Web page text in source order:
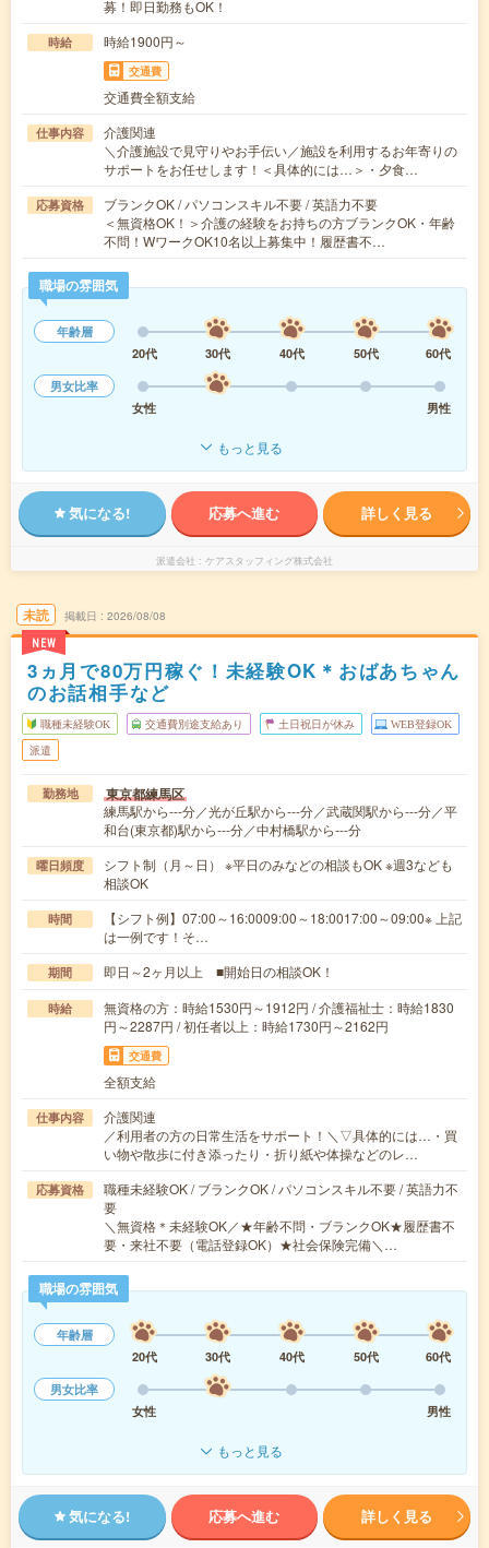
募！即日勤務もOK！
時給 時給1900円～
交通費
交通費全額支給
仕事内容
介護関連
＼介護施設で見守りやお手伝い／施設を利用するお年寄りの
サポートをお任せします！＜具体的には…＞・夕食…
応募資格
ブランクOK / パソコンスキル不要 / 英語力不要
＜無資格OK！＞介護の経験をお持ちの方ブランクOK・年齢
不問！WワークOK10名以上募集中！履歴書不…
職場の雰囲気
年齢層
20代
30代 40代 50代
60代
男女比率
女性
男性
もっと見る
気になる! 応募へ進む 詳しく見る
派遣会社 ケアスタッフィング株式会社
未読
NEW
掲載日 2026/08/08
3ヵ月で80万円稼ぐ！未経験OK＊おばあちゃん
のお話相手など
職種未経験OK 交通費別途支給あり 土日祝日が休み WEB登録OK
派遣
勤務地 東京都練馬区
練馬駅から---分／光が丘駅から---分／武蔵関駅から---分／平
和台(東京都)駅から---分／中村橋駅から---分
曜日頻度
シフト制（月～日） ※平日のみなどの相談もOK ※週3なども
相談OK
時間
【シフト例】07:00～16:0009:00～18:0017:00～09:00※ 上記
は一例です！そ…
期間 即日～2ヶ月以上 ■開始日の相談OK！
時給
無資格の方：時給1530円～1912円 / 介護福祉士：時給1830
円～2287円 / 初任者以上：時給1730円～2162円
交通費
全額支給
仕事内容
介護関連
／利用者の方の日常生活をサポート！＼▽具体的には…・買
い物や散歩に付き添ったり・折り紙や体操などのレ…
応募資格
職種未経験OK / ブランクOK / パソコンスキル不要 / 英語力不
要
＼無資格＊未経験OK／★年齢不問・ブランクOK★履歴書不
要・来社不要（電話登録OK）★社会保険完備＼…
職場の雰囲気
年齢層
20代
30代 40代 50代
60代
男女比率
女性
男性
もっと見る
気になる! 応募へ進む 詳しく見る